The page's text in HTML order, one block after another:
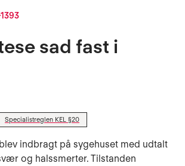
sad fast i
Specialistreglen KEL §20
indbragt på sygehuset med udtalt
og halssmerter. Tilstanden